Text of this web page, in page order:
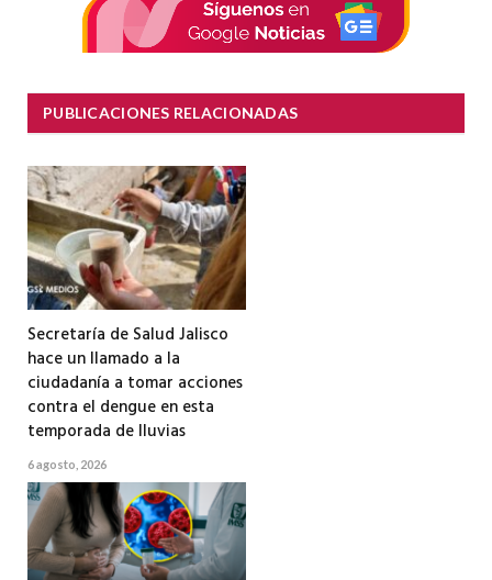
PUBLICACIONES RELACIONADAS
Secretaría de Salud Jalisco
hace un llamado a la
ciudadanía a tomar acciones
contra el dengue en esta
temporada de lluvias
6 agosto, 2026